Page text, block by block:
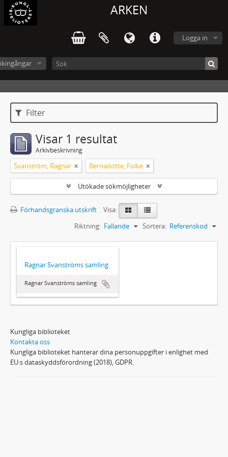
ARKEN
Logga in
Filter
Visar 1 resultat
Arkivbeskrivning
Svanström, Ragnar Bernadotte, Folke
Utökade sökmöjligheter
Förhandsgranska utskrift
Visa:
Sortera: Referenskod
Riktning: Fallande
Ragnar Svanströms samling
Ragnar Svanströms samling
Kungliga biblioteket
Kontakta oss
Kungliga biblioteket hanterar dina personuppgifter i enlighet med
EU:s dataskyddsförordning (2018), GDPR.